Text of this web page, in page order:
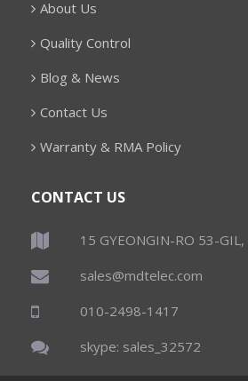
About Us
Quality Control
Blog & News
Contact Us
Warranty & RMA Policy
CONTACT US
15 GYEONGIN-RO 53-GIL,
sales@mdtelec.com
010-2498-1417
skype: sales_32572